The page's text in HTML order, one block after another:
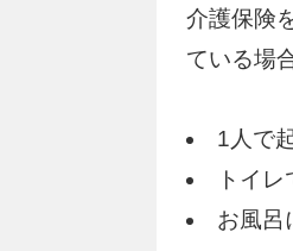
介護保険
ている場
1人で
トイ
お風